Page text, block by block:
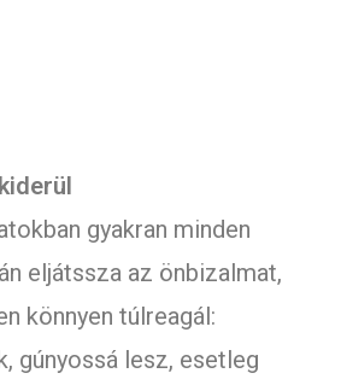
gyakran minden
eljátssza az önbizalmat,
könnyen túlreagál:
gúnyossá lesz, esetleg